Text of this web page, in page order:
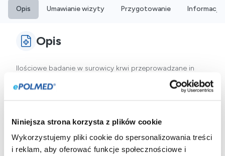
Niniejsza strona korzysta z plików cookie
Wykorzystujemy pliki cookie do spersonalizowania treści
i reklam, aby oferować funkcje społecznościowe i
Opis Umawianie wizyty Przygotowanie Informacje
Opis
Ilościowe badanie w surowicy krwi przeprowadzane in
vitro, bazujące na ekstrakcie z orzechów leszczyny, F17,
dotyczące przeciwciał IgE specyficznych dla alergenów